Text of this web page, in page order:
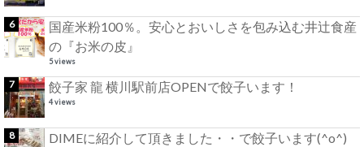
国産米粉100％。安心とおいしさを包み込む井辻食産
の『お米の皮』
5 views
餃子家 龍 横川駅前店OPENで餃子います！
4 views
DIMEに紹介して頂きました・・で餃子います(^o^)